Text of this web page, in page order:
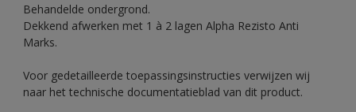
Behandelde ondergrond.
Dekkend afwerken met 1 à 2 lagen Alpha Rezisto Anti
Marks.
Voor gedetailleerde toepassingsinstructies verwijzen wij
naar het technische documentatieblad van dit product.